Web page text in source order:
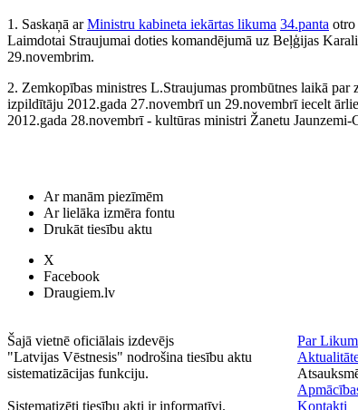
1. Saskaņā arMinistru kabineta iekārtas likuma 34.panta otro
Laimdotai Straujumai doties komandējumā uz Beļģijas
29.novembrim.
2. Zemkopības ministres L.Straujumas prombūtnes laikā par
izpildītāju 2012.gada 27.novembrī un 29.novembrī iecelt
2012.gada 28.novembrī - kultūras ministri Žanetu Jaunzemi-
Ar manām piezīmēm
Ar lielāka izmēra fontu
Drukāt tiesību aktu
X
Facebook
Draugiem.lv
Šajā vietnē oficiālais izdevējs
"Latvijas Vēstnesis" nodrošina tiesību aktu
sistematizācijas funkciju.
Sistematizēti tiesību akti ir informatīvi.
Par
Kontakti